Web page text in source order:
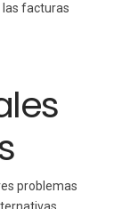
facturas
problemas